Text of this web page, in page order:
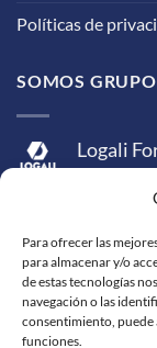
Para ofrecer las
para almacenar y/o
de estas tecnologías
navegación o las
consentimiento, puede
funciones.
Políticas de
SOMOS
Logali
Logali
Logali